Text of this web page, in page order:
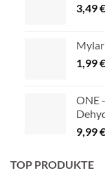
3,49€
1,99€
ONE
9,99€
TOP PRODUKTE